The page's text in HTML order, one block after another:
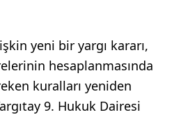
yeni bir yargı kararı,
hesaplanmasında
kuralları yeniden
9. Hukuk Dairesi